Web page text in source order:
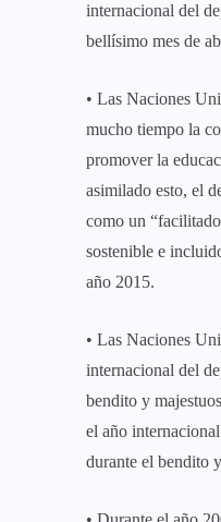
internacional del
bellísimo mes de
• Las Naciones
mucho tiempo la
promover la
asimilado esto, el
como un
sostenible e
año 2015.
• Las Naciones
internacional del
bendito y
el año
durante el bendito